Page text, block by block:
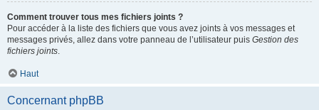
Comment trouver tous mes fichiers joints ?
Pour accéder à la liste des fichiers que vous avez joints à vos messages et
messages privés, allez dans votre panneau de l’utilisateur puis Gestion des
fichiers joints.
Haut
Concernant phpBB